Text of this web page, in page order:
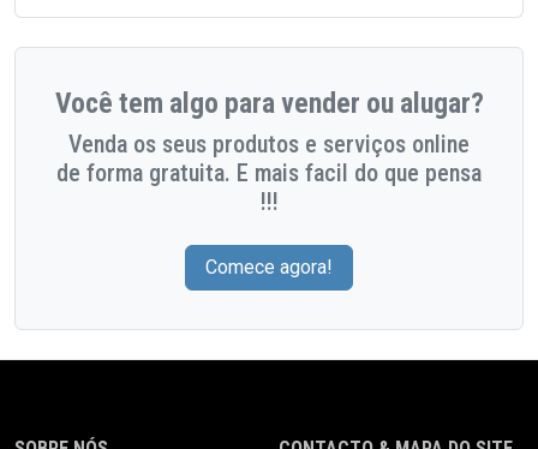
Você tem algo para vender ou alugar?
Venda os seus produtos e serviços online
de forma gratuita. E mais facil do que pensa
!!!
Comece agora!